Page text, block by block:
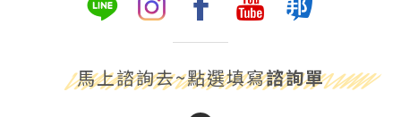
馬上諮詢去~點選填寫諮詢單